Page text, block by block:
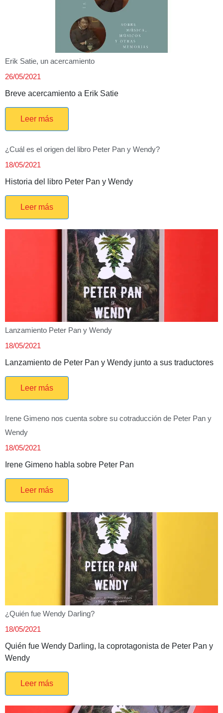
Erik Satie, un acercamiento
26/05/2021
Breve acercamiento a Erik Satie
Leer más
¿Cuál es el origen del libro Peter Pan y Wendy?
18/05/2021
Historia del libro Peter Pan y Wendy
Leer más
Lanzamiento Peter Pan y Wendy
18/05/2021
Lanzamiento de Peter Pan y Wendy junto a sus traductores
Leer más
Irene Gimeno nos cuenta sobre su cotraducción de Peter Pan y
Wendy
18/05/2021
Irene Gimeno habla sobre Peter Pan
Leer más
¿Quién fue Wendy Darling?
18/05/2021
Quién fue Wendy Darling, la coprotagonista de Peter Pan y
Wendy
Leer más